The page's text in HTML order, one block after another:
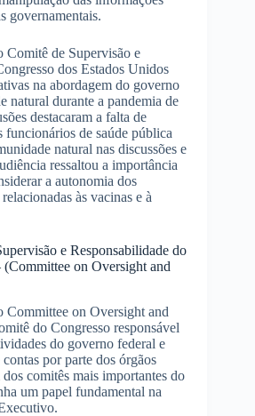
governamentais.
Comitê de Supervisão e
dos Estados Unidos
na abordagem do governo
natural durante a pandemia de
destacaram a falta de
funcionários de saúde pública
natural nas discussões e
ressaltou a importância
a autonomia dos
às vacinas e à
e Responsabilidade do
on Oversight and
Committee on Oversight and
do Congresso responsável
do governo federal e
por parte dos órgãos
comitês mais importantes do
um papel fundamental na